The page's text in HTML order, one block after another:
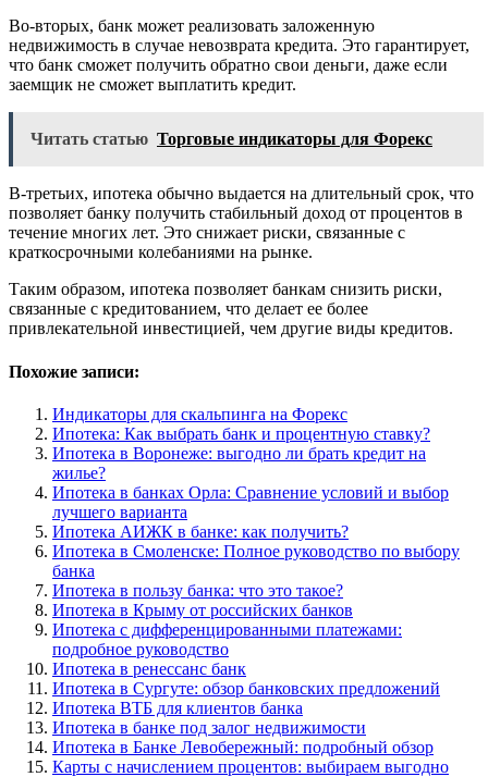
Во-вторых, банк может реализовать заложенную
недвижимость в случае невозврата кредита. Это гарантирует,
что банк сможет получить обратно свои деньги, даже если
заемщик не сможет выплатить кредит.
Читать статью Торговые индикаторы для Форекс
В-третьих, ипотека обычно выдается на длительный срок, что
позволяет банку получить стабильный доход от процентов в
течение многих лет. Это снижает риски, связанные с
краткосрочными колебаниями на рынке.
Таким образом, ипотека позволяет банкам снизить риски,
связанные с кредитованием, что делает ее более
привлекательной инвестицией, чем другие виды кредитов.
Похожие записи:
Индикаторы для скальпинга на Форекс
Ипотека: Как выбрать банк и процентную ставку?
Ипотека в Воронеже: выгодно ли брать кредит на
жилье?
Ипотека в банках Орла: Сравнение условий и выбор
лучшего варианта
Ипотека АИЖК в банке: как получить?
Ипотека в Смоленске: Полное руководство по выбору
банка
Ипотека в пользу банка: что это такое?
Ипотека в Крыму от российских банков
Ипотека с дифференцированными платежами:
подробное руководство
Ипотека в ренессанс банк
Ипотека в Сургуте: обзор банковских предложений
Ипотека ВТБ для клиентов банка
Ипотека в банке под залог недвижимости
Ипотека в Банке Левобережный: подробный обзор
Карты с начислением процентов: выбираем выгодно